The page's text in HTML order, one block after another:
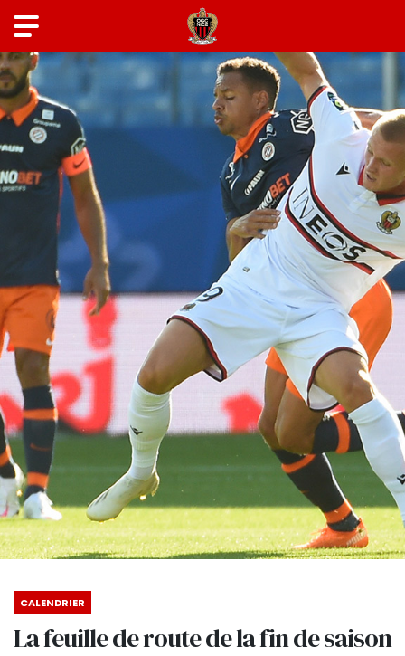
CALENDRIER
La feuille de route de la fin de saison